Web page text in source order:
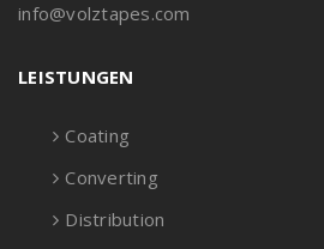
info@volztapes.com
LEISTUNGEN
Coating
Converting
Distribution